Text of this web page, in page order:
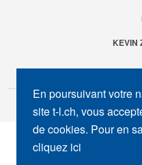
KEVIN
En poursuivant votre
site t-l.ch, vous
de cookies. Pour en
cliquez ici